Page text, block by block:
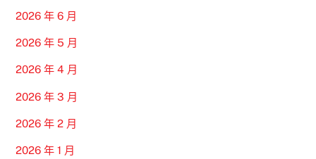
2026 年 6 月
2026 年 5 月
2026 年 4 月
2026 年 3 月
2026 年 2 月
2026 年 1 月